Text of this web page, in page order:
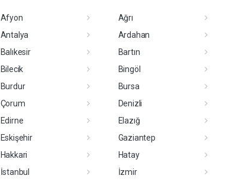
Afyon
Ağrı
Antalya
Ardahan
Balıkesir
Bartın
Bilecik
Bingöl
Burdur
Bursa
Çorum
Denizli
Edirne
Elazığ
Eskişehir
Gaziantep
Hakkari
Hatay
İstanbul
İzmir